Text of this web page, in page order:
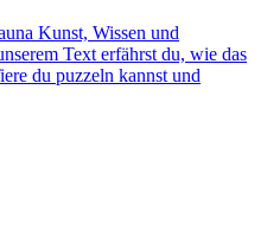
Kunst, Wissen und
Text erfährst du, wie das
du puzzeln kannst und